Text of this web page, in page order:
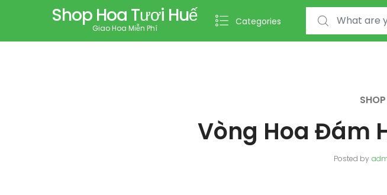
Shop Hoa Tươi Huế
Giao Hoa Miễn Phí
Categories
Search for:
Vòng Hoa Đám
Posted by